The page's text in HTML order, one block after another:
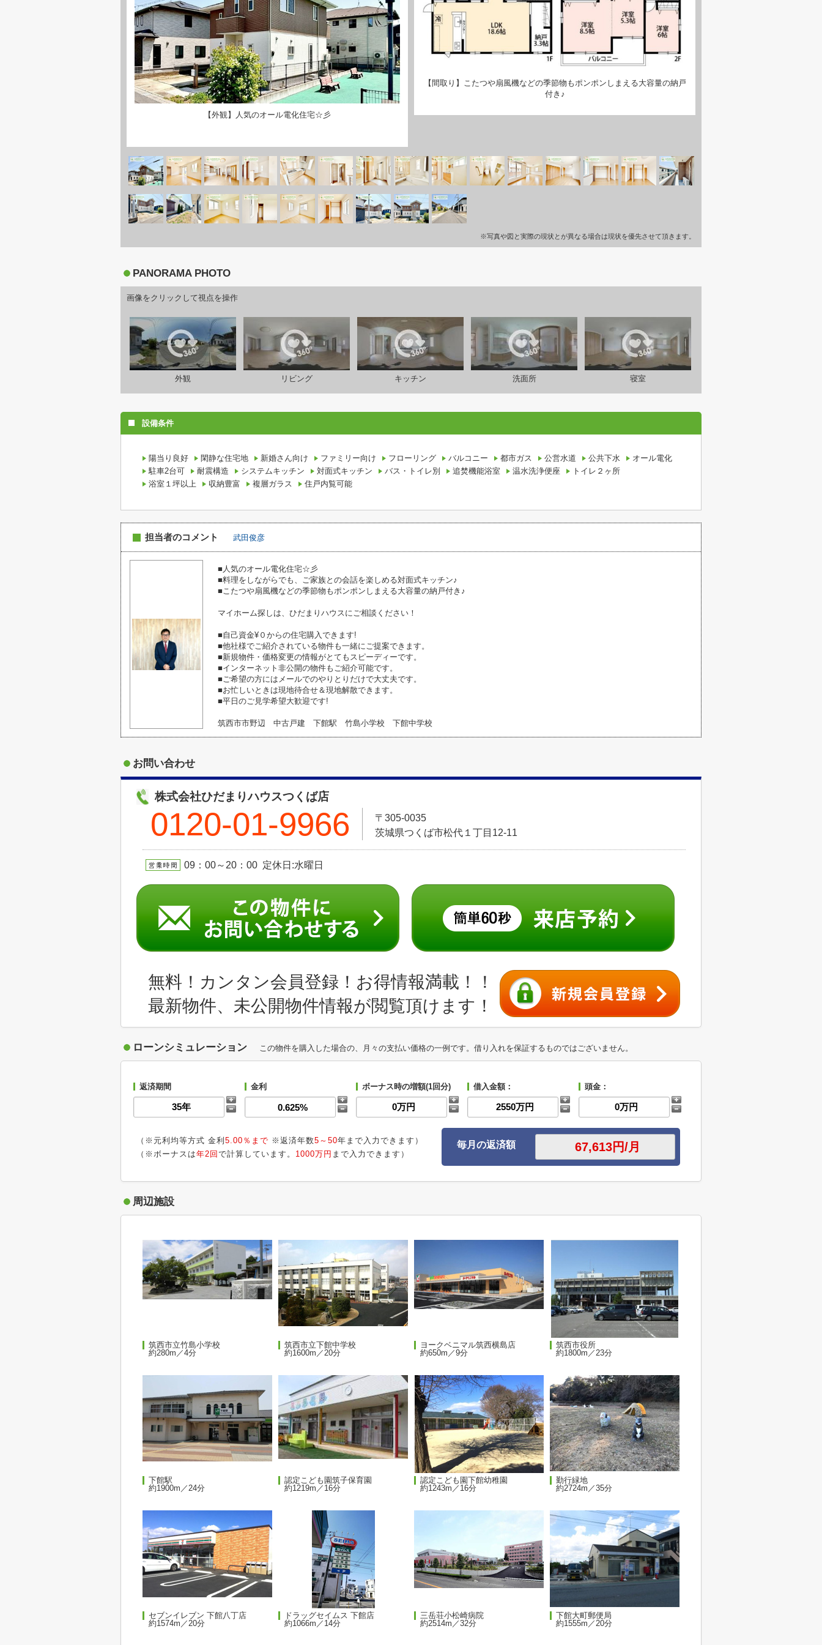
【外観】人気のオール電化住宅☆彡
【間取り】こたつや扇風機などの季節物もポンポンしまえる大容量の納戸
付き♪
※写真や図と実際の現状とが異なる場合は現状を優先させて頂きます。
PANORAMA PHOTO
画像をクリックして視点を操作
外観 リビング キッチン 洗面所 寝室
設備条件
陽当り良好 閑静な住宅地 新婚さん向け ファミリー向け フローリング バルコニー 都市ガス 公営水道 公共下水
オール電化
駐車2台可
耐震構造 システムキッチン 対面式キッチン バス・トイレ別 追焚機能浴室 温水洗浄便座
トイレ２ヶ所
浴室１坪以上
収納豊富 複層ガラス 住戸内覧可能
担当者のコメント 武田俊彦
■人気のオール電化住宅☆彡
■料理をしながらでも、ご家族との会話を楽しめる対面式キッチン♪
■こたつや扇風機などの季節物もポンポンしまえる大容量の納戸付き♪
マイホーム探しは、ひだまりハウスにご相談ください！
■自己資金¥０からの住宅購入できます!
■他社様でご紹介されている物件も一緒にご提案できます。
■新規物件・価格変更の情報がとてもスピーディーです。
■インターネット非公開の物件もご紹介可能です。
■ご希望の方にはメールでのやりとりだけで大丈夫です。
■お忙しいときは現地待合せ＆現地解散できます。
■平日のご見学希望大歓迎です!
筑西市市野辺 中古戸建 下館駅 竹島小学校 下館中学校
お問い合わせ
株式会社ひだまりハウスつくば店
0120-01-9966
〒305-0035
茨城県つくば市松代１丁目12-11
09：00～20：00 定休日:水曜日
無料！カンタン会員登録！お得情報満載！！
最新物件、未公開物件情報が閲覧頂けます！
ローンシミュレーション この物件を購入した場合の、月々の支払い価格の一例です。借り入れを保証するものではございません。
返済期間 金利 ボーナス時の増額(1回分) 借入金額： 頭金：
（※元利均等方式 金利 5.00％まで ※返済年数5～50年まで入力できます）
（※ボーナスは年2回 で計算しています。 1000万円 まで入力できます）
毎月の返済額
周辺施設
筑西市立竹島小学校
約280m／4分
筑西市立下館中学校
約1600m／20分
ヨークベニマル筑西横島店
約650m／9分
筑西市役所
約1800m／23分
下館駅
約1900m／24分
認定こども園筑子保育園
約1219m／16分
認定こども園下館幼稚園
約1243m／16分
勤行緑地
約2724m／35分
セブンイレブン 下館八丁店
約1574m／20分
ドラッグセイムス 下館店
約1066m／14分
三岳荘小松崎病院
約2514m／32分
下館大町郵便局
約1555m／20分